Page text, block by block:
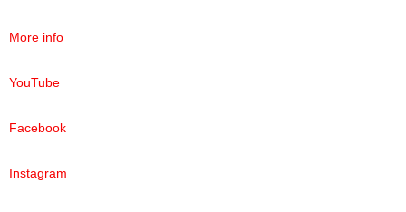
More info
YouTube
Facebook
Instagram